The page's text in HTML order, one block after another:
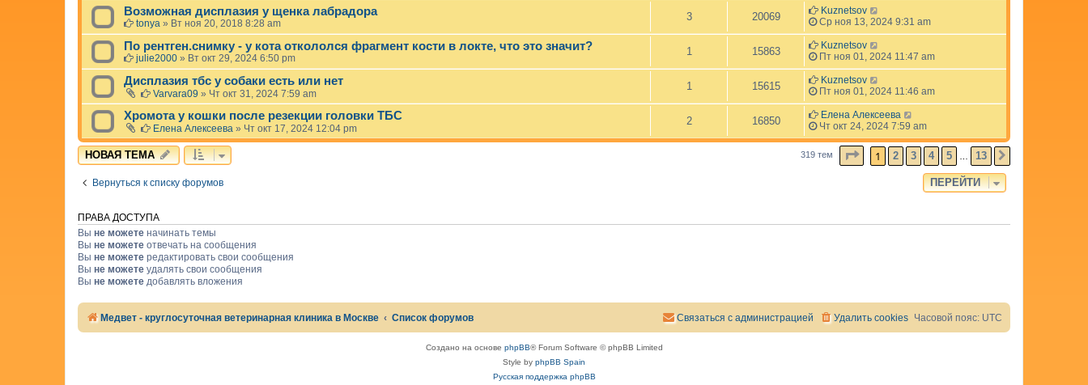
Возможная дисплазия у щенка лабрадора
tonya » Вт ноя 20, 2018 8:28 am
3 20069
Kuznetsov
Ср ноя 13, 2024 9:31 am
По рентген.снимку - у кота откололся фрагмент кости в локте, что это значит?
julie2000 » Вт окт 29, 2024 6:50 pm
1 15863
Kuznetsov
Пт ноя 01, 2024 11:47 am
Дисплазия тбс у собаки есть или нет
Varvara09 » Чт окт 31, 2024 7:59 am
1 15615
Kuznetsov
Пт ноя 01, 2024 11:46 am
Хромота у кошки после резекции головки ТБС
Елена Алексеева » Чт окт 17, 2024 12:04 pm
2 16850
Елена Алексеева
Чт окт 24, 2024 7:59 am
НОВАЯ ТЕМА 319 тем СТРАНИЦА ИЗ 13
1 2 3 4 5 13
Вернуться к списку форумов ПЕРЕЙТИ
ПРАВА ДОСТУПА
Вы не можете начинать темы
Вы не можете отвечать на сообщения
Вы не можете редактировать свои сообщения
Вы не можете удалять свои сообщения
Вы не можете добавлять вложения
Медвет - круглосуточная ветеринарная клиника в Москве Список форумов Часовой пояс: UTC
Удалить cookies
Связаться с администрацией
Создано на основе phpBB® Forum Software © phpBB Limited
Style by phpBB Spain
Русская поддержка phpBB